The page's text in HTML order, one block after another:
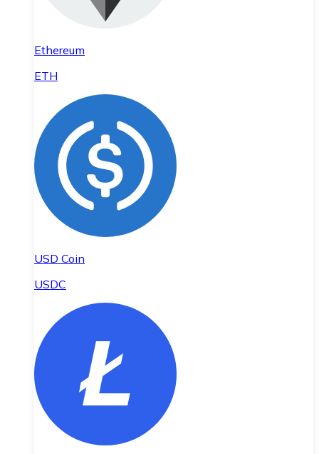
Ethereum
ETH
USD Coin
USDC